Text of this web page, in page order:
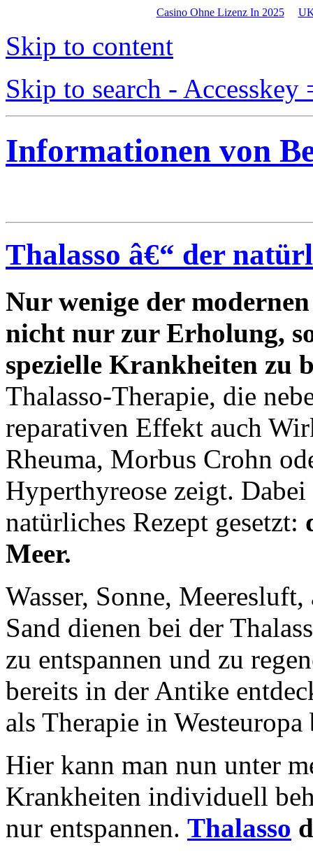
Casino Ohne Lizenz In 2025
Skip to content
Skip to search - Accesskey
Informationen von
Thalasso â€“ der
Nur wenige der
nicht nur zur Erholung,
spezielle Krankheiten zu
Thalasso-Therapie, die
reparativen Effekt auch
Rheuma, Morbus Crohn
Hyperthyreose zeigt.
natürliches Rezept gesetzt:
Meer.
Wasser, Sonne,
Sand dienen bei der
zu entspannen und zu
bereits in der Antike
als Therapie in Westeuropa
Hier kann man nun unter
Krankheiten individuell
nur entspannen. Thalasso